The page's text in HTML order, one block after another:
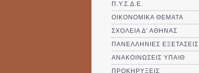
Π.Υ.Σ.Δ.Ε.
ΟΙΚΟΝΟΜΙΚΑ ΘΕΜΑΤΑ
ΣΧΟΛΕΙΑ Δ' ΑΘΗΝΑΣ
ΠΑΝΕΛΛΗΝΙΕΣ ΕΞΕΤΑΣΕΙΣ
ΑΝΑΚΟΙΝΩΣΕΙΣ ΥΠΑΙΘ
ΠΡΟΚΗΡΥΞΕΙΣ